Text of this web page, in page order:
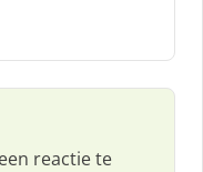
reactie te